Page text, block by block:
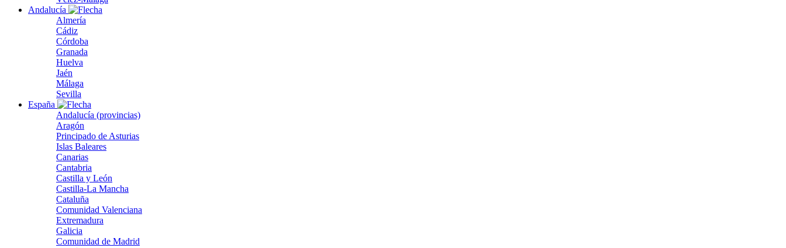
Andalucía
Almería
Cádiz
Córdoba
Granada
Huelva
Jaén
Málaga
Sevilla
España
Andalucía (provincias)
Aragón
Principado de Asturias
Islas Baleares
Canarias
Cantabria
Castilla y León
Castilla-La Mancha
Cataluña
Comunidad Valenciana
Extremadura
Galicia
Comunidad de Madrid